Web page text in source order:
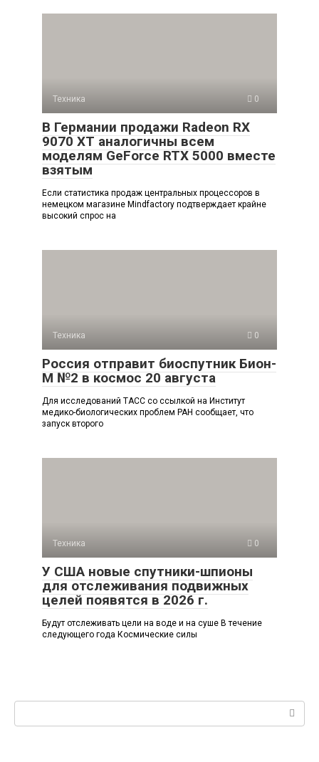
Техника 0
В Германии продажи Radeon RX
9070 XT аналогичны всем
моделям GeForce RTX 5000 вместе
взятым
Если статистика продаж центральных процессоров в
немецком магазине Mindfactory подтверждает крайне
высокий спрос на
Техника 0
Россия отправит биоспутник Бион-
М №2 в космос 20 августа
Для исследований ТАСС со ссылкой на Институт
медико-биологических проблем РАН сообщает, что
запуск второго
Техника 0
У США новые спутники-шпионы
для отслеживания подвижных
целей появятся в 2026 г.
Будут отслеживать цели на воде и на суше В течение
следующего года Космические силы